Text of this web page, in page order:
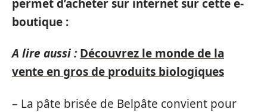
permet d’acheter sur internet sur cette e-
boutique :
A lire aussi : Découvrez le monde de la
vente en gros de produits biologiques
– La pâte brisée de Belpâte convient pour